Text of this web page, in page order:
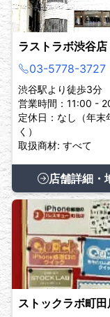
ラストラボ渋谷店
03-5778-3727
渋谷駅より徒歩3分
営業時間：11:00 -
定休日：なし（年末
く）
取扱商材: すべて
店舗詳細・
ストックラボ町田